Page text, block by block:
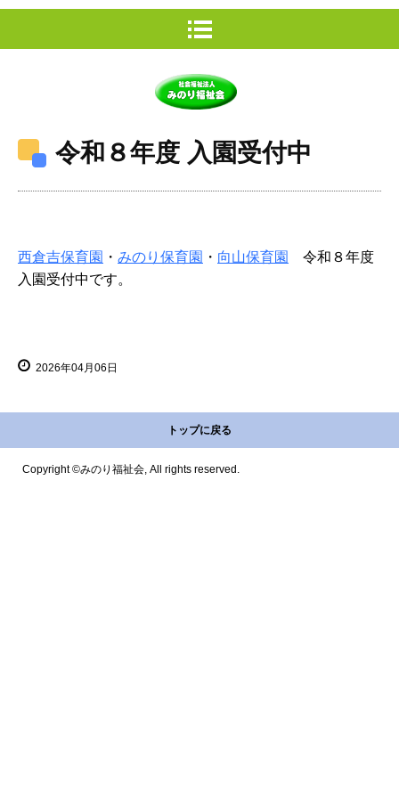
令和８年度 入園受付中
西倉吉保育園 ・ みのり保育園 ・ 向山保育園
令和８年度
入園受付中です。
2026年04月06日
トップに戻る
Copyright ©みのり福祉会, All rights reserved.